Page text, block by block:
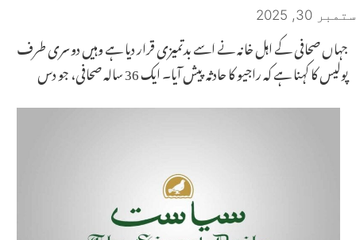
ستمبر 30, 2025
جہاں صحافی کے اہل خانہ نے اسے بدتمیزی قرار دیا ہے وہیں دوسری طرف
پولیس کا کہنا ہے کہ راجیو کا حادثہ پیش آیا۔ ایک 36 سالہ صحافی، جو دس